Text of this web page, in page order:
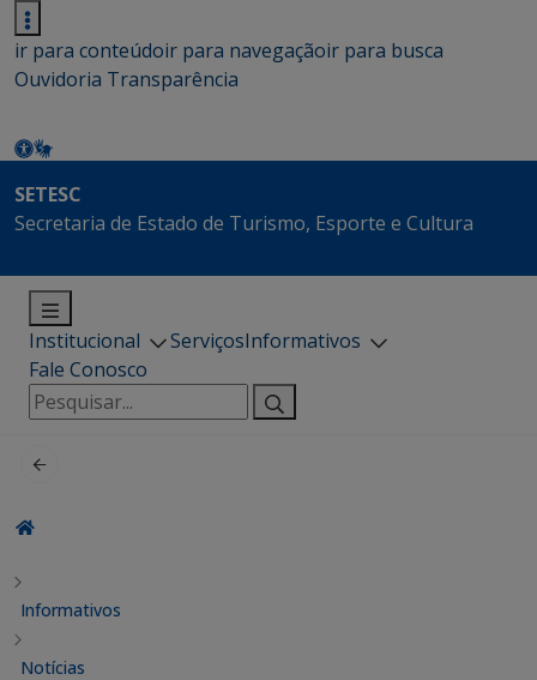
ir para conteúdoir para navegaçãoir para busca
Ouvidoria Transparência
SETESC
Secretaria de Estado de Turismo, Esporte e Cultura
Institucional ServiçosInformativos
Fale Conosco
Pesquisar
por:
Informativos
Notícias